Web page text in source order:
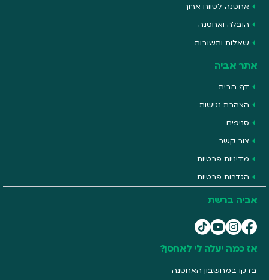
אחסנה לטווח ארוך
הובלה ואחסנה
שאלות ותשובות
אתר אביה
דף הבית
הצהרת נגישות
סניפים
צור קשר
מדיניות פרטיות
הגדרות פרטיות
אביה ברשת
אז כמה יעלה לי לאחסן?
בדקו במחשבון האחסנה